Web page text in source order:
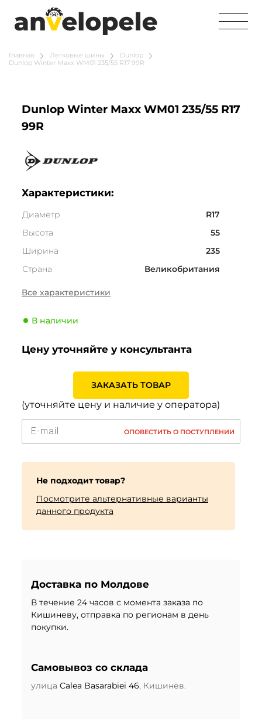
Главная Легковые шины
Dunlop
Dunlop Winter Maxx WM01 235/55 R17 99R
Dunlop Winter Maxx WM01 235/55 R17
99R
Характеристики:
Диаметр
R17
Высота
55
Ширина
235
Страна
Великобритания
Сезонность
средства
Индекс скорости
R (170 км/ч)
Индекс нагрузки
99 (775кг)
Все характеристики
В наличии
Цену уточняйте у консультанта
ЗАКАЗАТЬ ТОВАР
(уточняйте цену и наличие у оператора)
ОПОВЕСТИТЬ О ПОСТУПЛЕНИИ
Не подходит товар?
Посмотрите альтернативные варианты
данного продукта
Доставка по Молдове
В течение 24 часов с момента заказа по
Кишиневу, отправка по регионам в день
покупки.
Самовывоз со склада
улица Calea Basarabiei 46, Кишинёв.